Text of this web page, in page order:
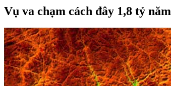
Vụ va chạm cách đây 1,8 tỷ năm